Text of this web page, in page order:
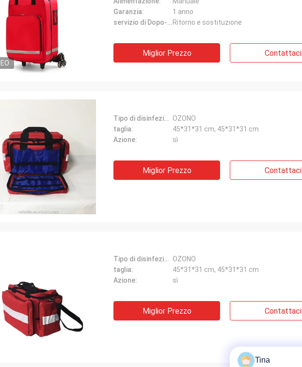
Garanzia:
1 anno
servizio di Dopo-vendita: Ritorno e sostituzione
Miglior Prezzo Contattaci
Tipo di disinfezione:
OZONO
taglia:
45*31*31 cm, 45*31*31 cm
Azione:
sì
Miglior Prezzo Contattaci
Tipo di disinfezione:
OZONO
taglia:
45*31*31 cm, 45*31*31 cm
Azione:
sì
Miglior Prezzo Contattaci
Tina